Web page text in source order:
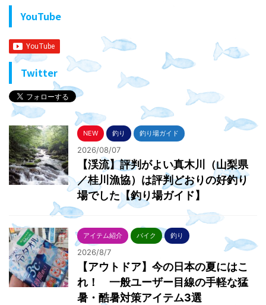
YouTube
Twitter
NEW 釣り 釣り場ガイド
2026/08/07
【渓流】評判がよい真木川（山梨県
／桂川漁協）は評判どおりの好釣り
場でした【釣り場ガイド】
アイテム紹介 バイク 釣り
2026/8/7
【アウトドア】今の日本の夏にはこ
れ！ 一般ユーザー目線の手軽な猛
暑・酷暑対策アイテム3選